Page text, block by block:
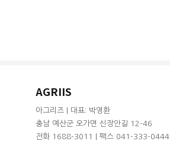
AGRIIS
아그리즈 | 대표: 박영환
충남 예산군 오가면 신장안길 12-46
전화 1688-3011 | 팩스 041-333-0444